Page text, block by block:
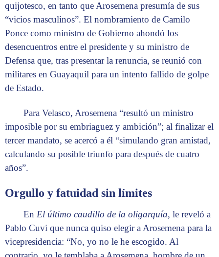
quijotesco, en tanto que Arosemena presumía de sus
“vicios masculinos”. El nombramiento de Camilo
Ponce como ministro de Gobierno ahondó los
desencuentros entre el presidente y su ministro de
Defensa que, tras presentar la renuncia, se reunió con
militares en Guayaquil para un intento fallido de golpe
de Estado.
Para Velasco, Arosemena “resultó un ministro
imposible por su embriaguez y ambición”; al finalizar el
tercer mandato, se acercó a él “simulando gran amistad,
calculando su posible triunfo para después de cuatro
años”.
Orgullo y fatuidad sin límites
EnEl último caudillo de la oligarquía, le reveló a
Pablo Cuvi que nunca quiso elegir a Arosemena para la
vicepresidencia: “No, yo no le he escogido. Al